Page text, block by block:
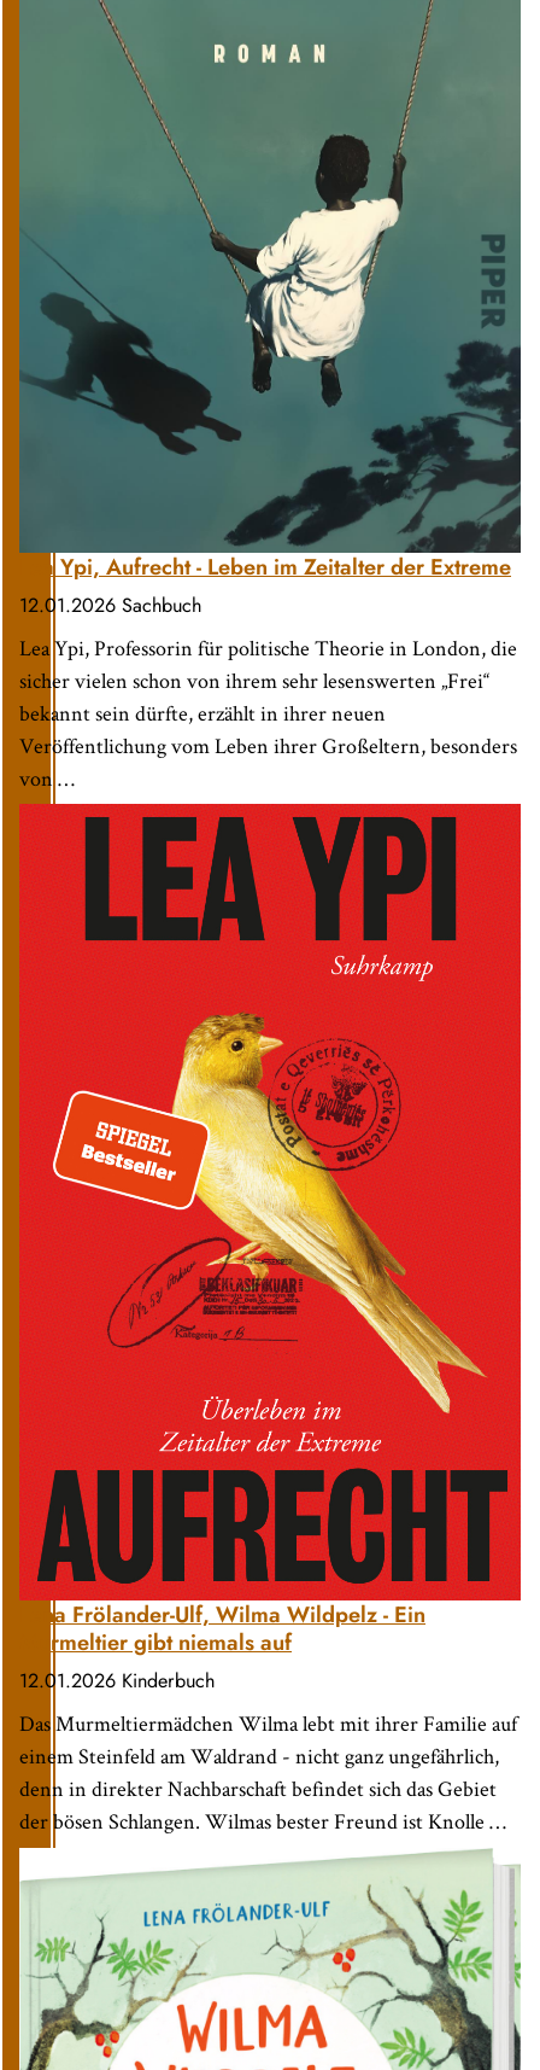
Lea Ypi, Aufrecht - Leben im Zeitalter der Extreme
12.01.2026 Sachbuch
Lea Ypi, Professorin für politische Theorie in London, die
sicher vielen schon von ihrem sehr lesenswerten „Frei“
bekannt sein dürfte, erzählt in ihrer neuen
Veröffentlichung vom Leben ihrer Großeltern, besonders
von …
Lena Frölander-Ulf, Wilma Wildpelz - Ein
Murmeltier gibt niemals auf
12.01.2026 Kinderbuch
Das Murmeltiermädchen Wilma lebt mit ihrer Familie auf
einem Steinfeld am Waldrand - nicht ganz ungefährlich,
denn in direkter Nachbarschaft befindet sich das Gebiet
der bösen Schlangen. Wilmas bester Freund ist Knolle …